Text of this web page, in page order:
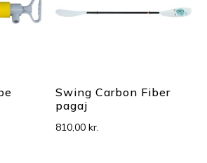
Swing Carbon Fiber
pagaj
810,00kr.